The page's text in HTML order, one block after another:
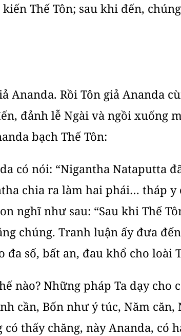
Thế Tôn; sau khi đến,
Ananda. Rồi Tôn giả Ananda
đảnh lễ Ngài và ngồi xuống
bạch Thế Tôn:
có nói: “Nigantha Nataputta
chia ra làm hai phái… tháp y
nghĩ như sau: “Sau khi Thế
chúng. Tranh luận ấy đưa
đa số, bất an, đau khổ cho loài
nào? Những pháp Ta dạy cho
cần, Bốn như ý túc, Năm căn,
có thấy chăng, này Ananda, có